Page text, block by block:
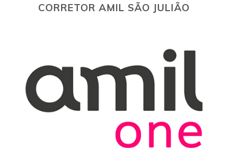
CORRETOR AMIL SÃO JULIÃO